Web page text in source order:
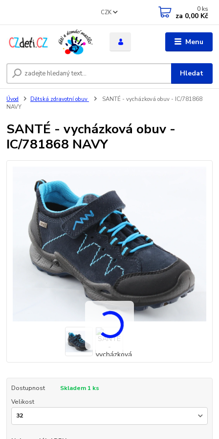
Menu
CZK
Hledat
0 ks
za 0,00 Kč
Úvod Dětská zdravotní obuv
SANTÉ - vycházková obuv - IC/781868
NAVY
SANTÉ - vycházková obuv -
IC/781868 NAVY
Dostupnost
Skladem 1 ks
Velikost